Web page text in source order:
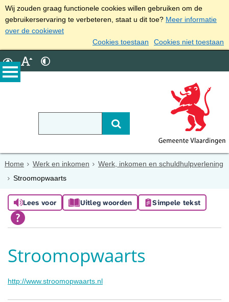
Wij zouden graag functionele cookies willen gebruiken om de
gebruikerservaring te verbeteren, staat u dit toe? Meer informatie
over de cookiewet
Cookies toestaan
Cookies niet toestaan
Home Werk en inkomen
Werk, inkomen en schuldhulpverlening
Stroomopwaarts
Lees voor Uitleg woorden Simpele tekst
Stroomopwaarts
http://www.stroomopwaarts.nl